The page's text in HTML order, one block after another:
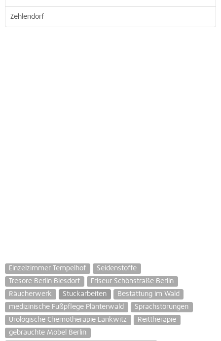
Zehlendorf
Einzelzimmer Tempelhof
Seidenstoffe
Tresore Berlin Biesdorf
Friseur Schönstraße Berlin
Räucherwerk
Stuckarbeiten
Bestattung im Wald
medizinische Fußpflege Plänterwald
Sprachstörungen
Urologische Chemotherapie Lankwitz
Reittherapie
gebrauchte Möbel Berlin